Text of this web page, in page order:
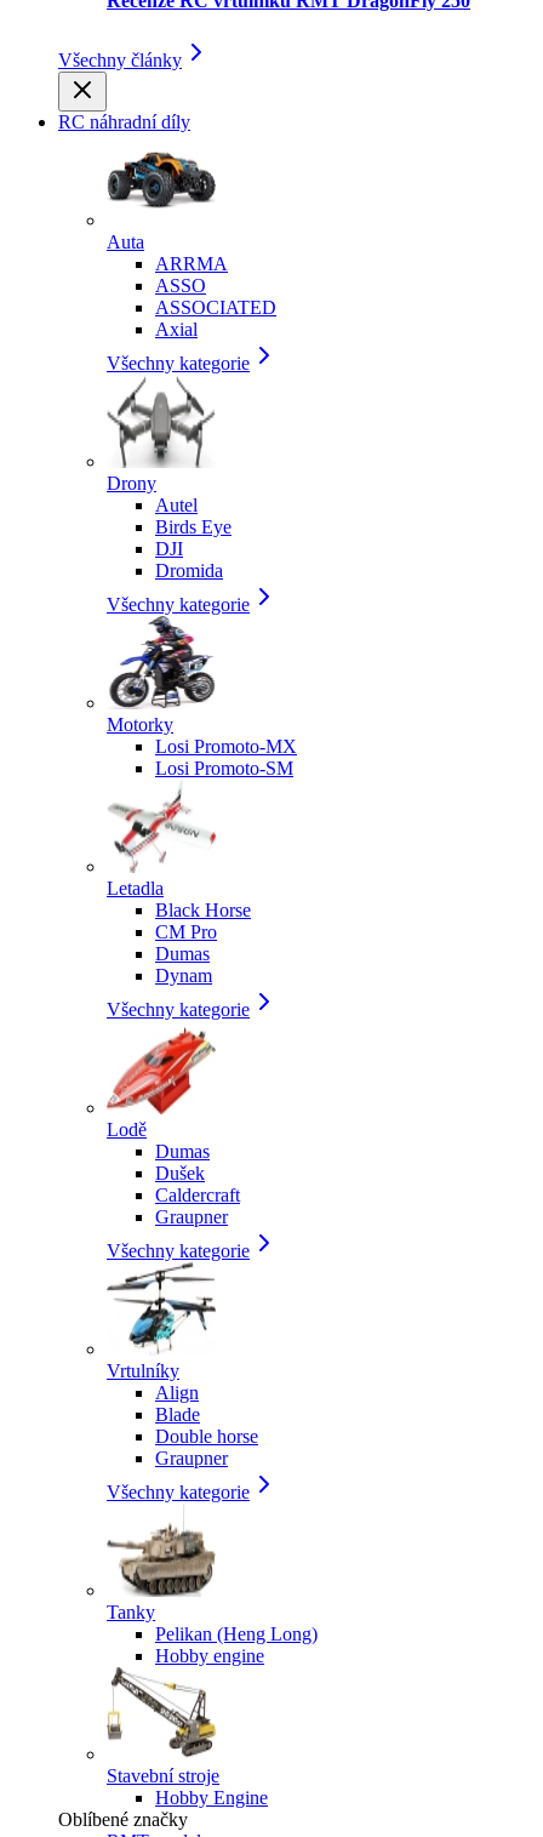
Všechny články
RC náhradní díly
Auta
ARRMA
ASSO
ASSOCIATED
Axial
Všechny kategorie
Drony
Autel
Birds Eye
DJI
Dromida
Všechny kategorie
Motorky
Losi Promoto-MX
Losi Promoto-SM
Letadla
Black Horse
CM Pro
Dumas
Dynam
Všechny kategorie
Lodě
Dumas
Dušek
Caldercraft
Graupner
Všechny kategorie
Vrtulníky
Align
Blade
Double horse
Graupner
Všechny kategorie
Tanky
Pelikan (Heng Long)
Hobby engine
Stavební stroje
Hobby Engine
Oblíbené značky